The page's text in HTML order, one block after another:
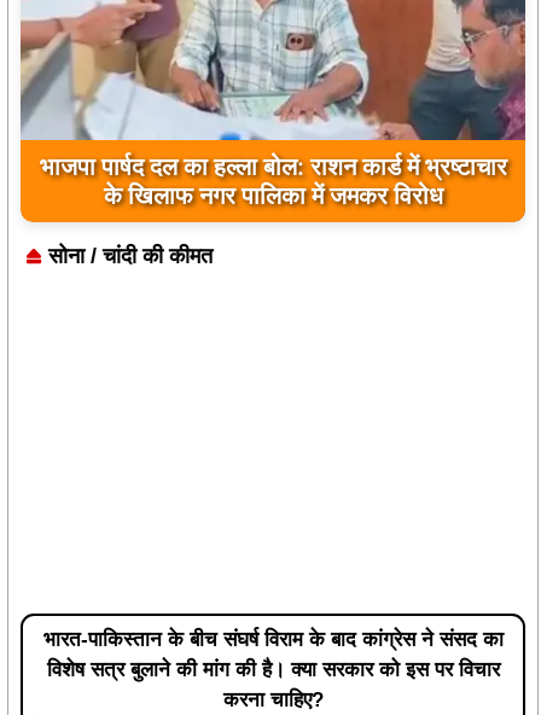
किसानों को बड़ी राहत: विधायक रोहित साहू के निर्देश पर
कुकदा पिकअप वियर से छोड़ा गया पानी
सोना / चांदी की कीमत
भारत-पाकिस्तान के बीच संघर्ष विराम के बाद कांग्रेस ने संसद का
विशेष सत्र बुलाने की मांग की है। क्या सरकार को इस पर विचार
करना चाहिए?